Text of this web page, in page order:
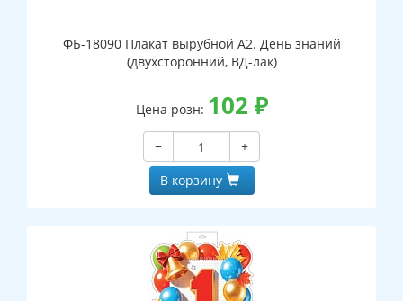
ФБ-18090 Плакат вырубной А2. День знаний
(двухсторонний, ВД-лак)
Цена розн: 102 ₽
−
+
В корзину